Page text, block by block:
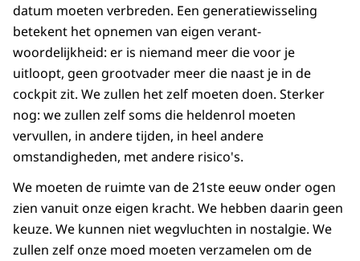
datum moeten verbreden. Een generatiewisseling
betekent het opnemen van eigen verant­
woordelijkheid: er is niemand meer die voor je
uitloopt, geen grootvader meer die naast je in de
cockpit zit. We zullen het zelf moeten doen. Sterker
nog: we zullen zelf soms die heldenrol moeten
vervullen, in andere tijden, in heel andere
omstandigheden, met andere risico's.
We moeten de ruimte van de 21ste eeuw onder ogen
zien vanuit onze eigen kracht. We hebben daarin geen
keuze. We kunnen niet wegvluchten in nostalgie. We
zullen zelf onze moed moeten verzamelen om de